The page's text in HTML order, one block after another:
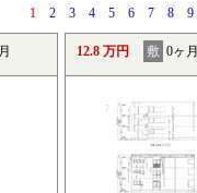
1 2 3 4 5 6 7 8 9
12.8 万円 敷 0ヶ月